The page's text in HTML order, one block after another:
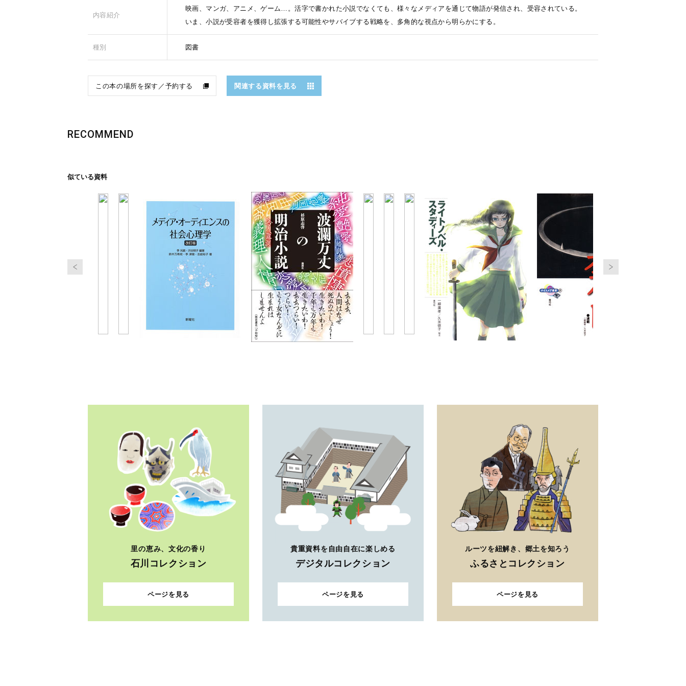
内容紹介
映画、マンガ、アニメ、ゲーム…。活字で書かれた小説でなくても、様々なメディアを通じて物語が発信され、受容されている。
いま、小説が受容者を獲得し拡張する可能性やサバイブする戦略を、多角的な視点から明らかにする。
種別 図書
この本の場所を探す／予約する 関連する資料を見る
RECOMMEND
似ている資料
里の恵み、文化の香り
石川コレクション
ページを見る
貴重資料を自由自在に楽しめる
デジタルコレクション
ページを見る
ルーツを紐解き、郷土を知ろう
ふるさとコレクション
ページを見る